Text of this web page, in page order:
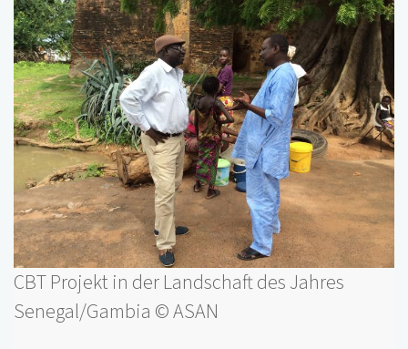
CBT Projekt in der Landschaft des Jahres
Senegal/Gambia © ASAN